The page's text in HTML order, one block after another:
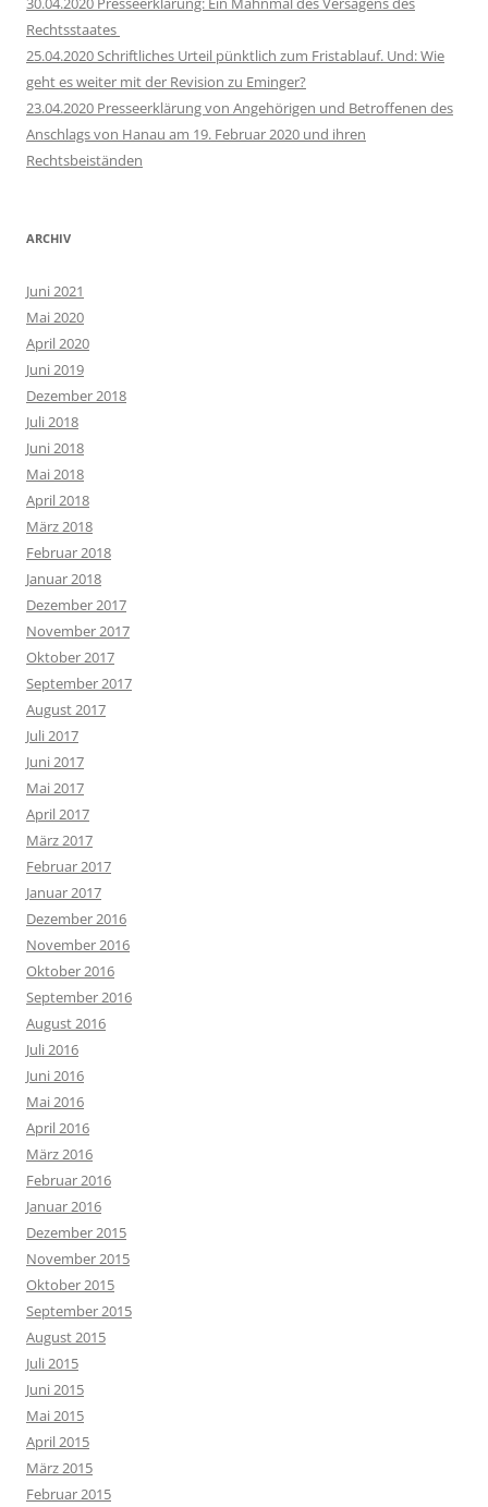
Rechtsstaates
25.04.2020 Schriftliches Urteil pünktlich zum Fristablauf. Und: Wie
geht es weiter mit der Revision zu Eminger?
23.04.2020 Presseerklärung von Angehörigen und Betroffenen des
Anschlags von Hanau am 19. Februar 2020 und ihren
Rechtsbeiständen
ARCHIV
Juni 2021
Mai 2020
April 2020
Juni 2019
Dezember 2018
Juli 2018
Juni 2018
Mai 2018
April 2018
März 2018
Februar 2018
Januar 2018
Dezember 2017
November 2017
Oktober 2017
September 2017
August 2017
Juli 2017
Juni 2017
Mai 2017
April 2017
März 2017
Februar 2017
Januar 2017
Dezember 2016
November 2016
Oktober 2016
September 2016
August 2016
Juli 2016
Juni 2016
Mai 2016
April 2016
März 2016
Februar 2016
Januar 2016
Dezember 2015
November 2015
Oktober 2015
September 2015
August 2015
Juli 2015
Juni 2015
Mai 2015
April 2015
März 2015
Februar 2015